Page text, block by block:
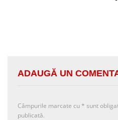
ADAUGĂ UN
Câmpurile marcate cu * sunt
publicată.